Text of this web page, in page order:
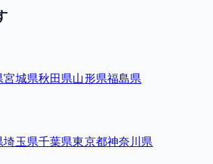
宮城県秋田県山形県福島県
埼玉県千葉県東京都神奈川県